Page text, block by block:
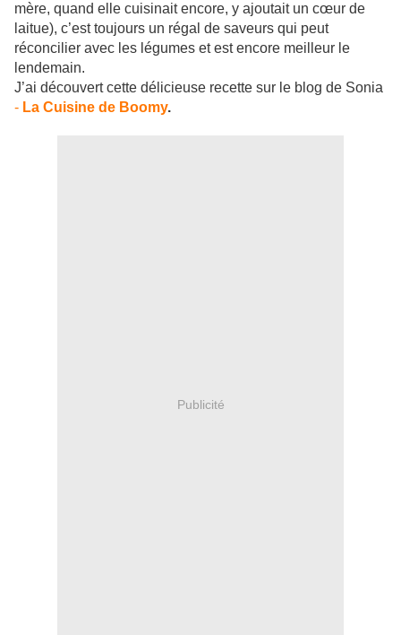
mère, quand elle cuisinait encore, y ajoutait un cœur de
laitue), c’est toujours un régal de saveurs qui peut
réconcilier avec les légumes et est encore meilleur le
lendemain.
J’ai découvert cette délicieuse recette sur le blog de Sonia
- La Cuisine de Boomy.
Publicité